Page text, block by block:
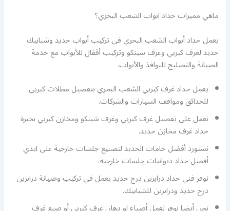
ماهي مميزات حداد ابواب الشعب البحري؟
يعمل حداد أبواب الشعب البحري في تركيب أبواب حديد وشبابيك
حديد لغرف كيربي وغرف شينكو وتركيب أقفال للأبواب مع خدمة
الصيانة والتصليح للنوافذ والأبواب.
يعمل حداد غرف كيربي الشعب البحري بتفصيل مظلات كيربي
للحدائق ومواقف السيارات والشركات.
نعمل على تفصيل غرف كيربي وغرف شينكو ومخازن كيربي بخبرة
حداد غرف مخازن حديد.
نستورد أفضل خامات الحديد لتصنيع جلسات خارجية على ايدي
أفضل حداد ديوانيات جلسات خارجية.
نوفر فني حداد درابزين درج حديد يعمل في تركيب وصيانة درابزين
درج حديد ودرابزين للشبابيك.